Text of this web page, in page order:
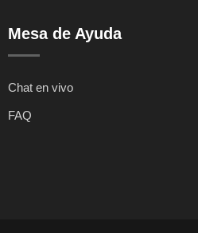
Mesa de Ayuda
Chat en vivo
FAQ